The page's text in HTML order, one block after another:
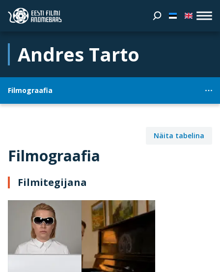
Andres Tarto
Filmograafia
Filmograafia
Näita tabelina
Filmitegijana